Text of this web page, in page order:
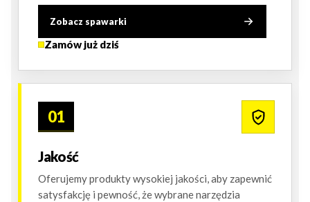
Zobacz spawarki
Zamów już dziś
01
Jakość
Oferujemy produkty wysokiej jakości, aby zapewnić
satysfakcję i pewność, że wybrane narzędzia